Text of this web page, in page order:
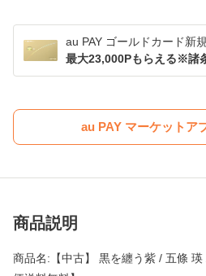
au PAY ゴールドカード新
最大23,000Pもらえる※諸
au PAY マーケットア
商品説明
商品名:【中古】 黒を纏う紫 / 五條